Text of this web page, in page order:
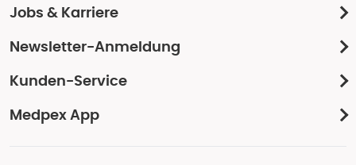
Jobs & Karriere
Newsletter-Anmeldung
Kunden-Service
Medpex App